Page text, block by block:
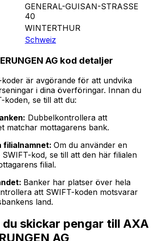
GENERAL-GUISAN-STRASSE
40
WINTERTHUR
Schweiz
AG kod detaljer
är avgörande för att undvika
i dina överföringar. Innan du
koden, se till att du:
Dubbelkontrollera att
matchar mottagarens bank.
filialnamnet: Om du använder en
SWIFT-kod, se till att den här filialen
filial.
Banker har platser över hela
att SWIFT-koden motsvarar
land.
du skickar pengar till AXA
AG